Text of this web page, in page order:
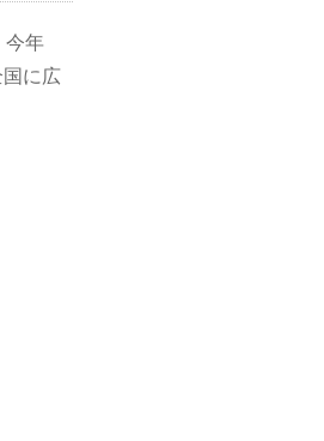
今年
に広